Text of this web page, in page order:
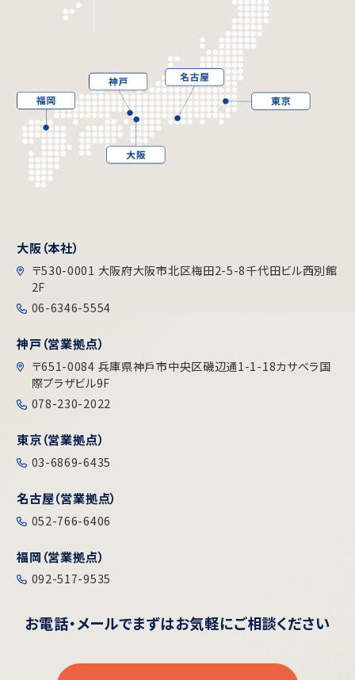
大阪（本社）
〒530-0001 大阪府大阪市北区梅田2-5-8千代田ビル⻄別館
2F
06-6346-5554
神戸（営業拠点）
〒651-0084 兵庫県神戶市中央区磯辺通1-1-18カサベラ国
際プラザビル9F
078-230-2022
東京（営業拠点）
03-6869-6435
名古屋（営業拠点）
052-766-6406
福岡（営業拠点）
092-517-9535
お電話・メールでまずはお気軽にご相談ください